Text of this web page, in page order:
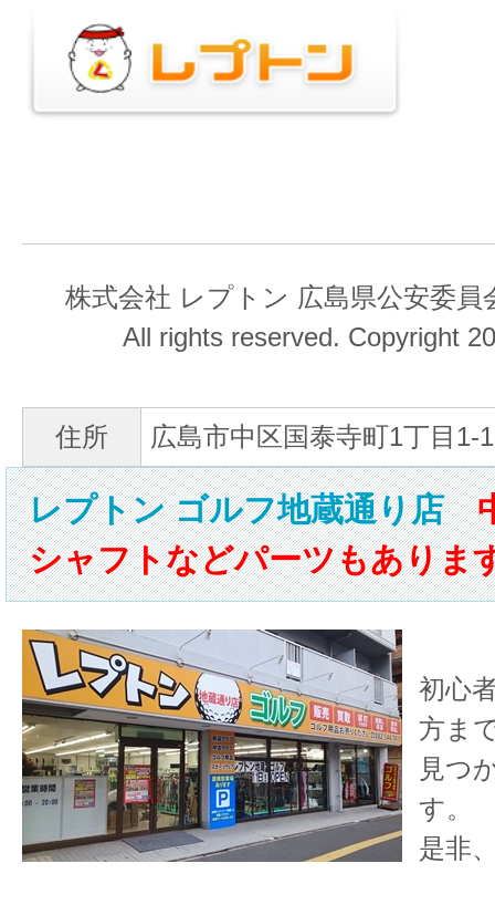
レプトン ゴルフ地蔵通り店中
シャフトなどパーツもありま
初心
方ま
見つ
す。
是非
株式会社 レプトン 広島県公安委員
All rights reserved. Copyright
住所 広島市中区国泰寺町1丁目1-1